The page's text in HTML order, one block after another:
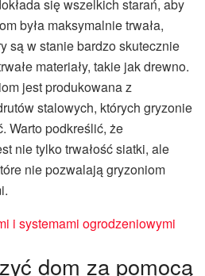
się wszelkich starań, aby
była maksymalnie trwała,
są w stanie bardzo skutecznie
materiały, takie jak drewno.
jest produkowana z
stalowych, których gryzonie
Warto podkreślić, że
nie tylko trwałość siatki, ale
nie pozwalają gryzoniom
i systemami ogrodzeniowymi
dom za pomocą